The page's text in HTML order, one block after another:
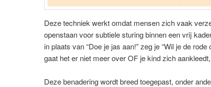
Deze techniek werkt omdat mensen zich vaak
openstaan voor subtiele sturing binnen een vrij
in plaats van “Doe je jas aan!” zeg je “Wil je de
gaat het er niet meer over OF je kind zich
Deze benadering wordt breed toegepast, onder